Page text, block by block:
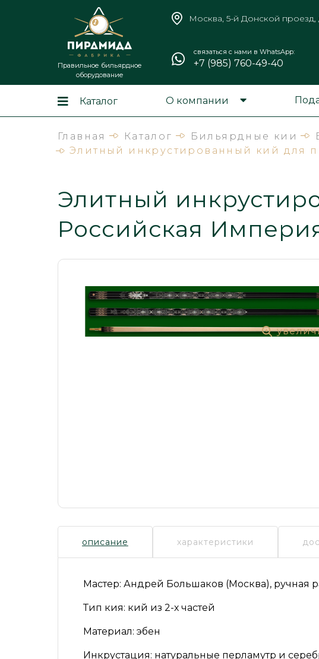
Правильное бильярдное
оборудование
Москва, 5-й Донской проезд,
связаться с нами в WhatsApp:
+7 (985) 760-49-40
Каталог О компании
Главная Каталог Бильярдные кии
Элитный инкрустированный кий для
Элитный
Российская
описание характеристики
Мастер: Андрей Большаков (Москва), ручная
Тип кия: кий из 2-х частей
Материал: эбен
Инкрустация: натуральные перламутр и